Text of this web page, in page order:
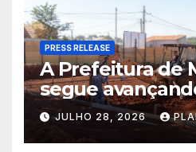
PRESS RELEASE
A Prefeitura de
segue
importantes
no Setor Arca
JULHO 28, 2026